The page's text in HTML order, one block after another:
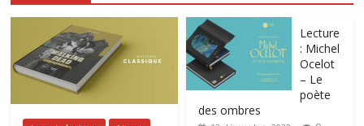
Lecture
: Michel
Ocelot
– Le
poète
des ombres